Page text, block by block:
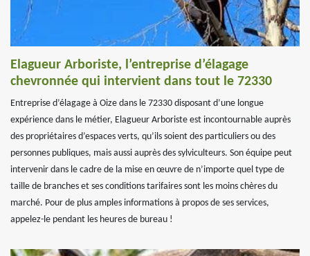
Elagueur Arboriste, l’entreprise d’élagage
chevronnée qui intervient dans tout le 72330
Entreprise d’élagage à Oize dans le 72330 disposant d’une longue
expérience dans le métier, Elagueur Arboriste est incontournable auprès
des propriétaires d’espaces verts, qu’ils soient des particuliers ou des
personnes publiques, mais aussi auprès des sylviculteurs. Son équipe peut
intervenir dans le cadre de la mise en œuvre de n’importe quel type de
taille de branches et ses conditions tarifaires sont les moins chères du
marché. Pour de plus amples informations à propos de ses services,
appelez-le pendant les heures de bureau !